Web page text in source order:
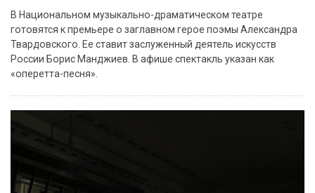
В Национальном музыкально-драматическом театре
готовятся к премьере о заглавном герое поэмы Александра
Твардовского. Ее ставит заслуженный деятель искусств
России Борис Манджиев. В афише спектакль указан как
«оперетта-песня».